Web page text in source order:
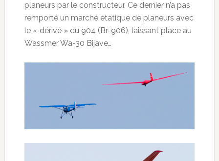
planeurs par le constructeur. Ce dernier n’a pas
remporté un marché étatique de planeurs avec
le « dérivé » du 904 (Br-906), laissant place au
Wassmer Wa-30 Bijave…